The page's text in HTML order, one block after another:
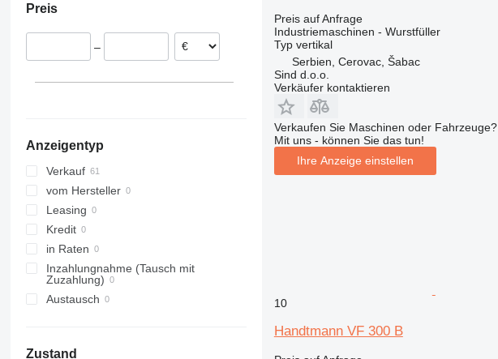
Preis
–
Anzeigentyp
Verkauf
vom Hersteller
Leasing
Kredit
in Raten
Inzahlungnahme (Tausch mit
Zuzahlung)
Austausch
Zustand
Preis auf Anfrage
Industriemaschinen - Wurstfüller
Typ vertikal
Serbien, Cerovac, Šabac
Sind d.o.o.
Verkäufer kontaktieren
Verkaufen Sie Maschinen oder Fahrzeuge?
Mit uns - können Sie das tun!
Ihre Anzeige einstellen
10
Handtmann VF 300 B